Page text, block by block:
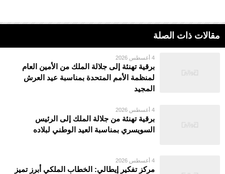
مقالات ذات الصلة
4 أغسطس 2026
برقية تهنئة إلى جلالة الملك من الأمين العام
لمنظمة الأمم المتحدة بمناسبة عيد العرش
المجيد
4 أغسطس 2026
برقية تهنئة من جلالة الملك إلى الرئيس
السويسري بمناسبة العيد الوطني لبلاده
4 أغسطس 2026
مركز تفكير إيطالي: الخطاب الملكي أبرز تميز